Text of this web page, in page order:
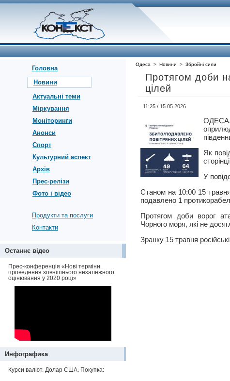
Головна
Новини
Актуальні теми
Міркування
Моніторинги
Анонси
Спорт
Культурний аспект
Архів
Прес-релізи
Фото і відео
Продукти та послуги
Контакти
Останнє відео
Прес-конференція «Нові терміни
проведення зовнішнього незалежного
оцінювання у 2020 році»
Инфографика
Курси валют. Долар США. Покупка:
Одеса > Новини > Збройні сили
Протягом доби
цілей
11:25 / 15.05.2026
ОДЕСА,
Як
У
Станом на 10:00 15
подавлено 1
Протягом доби ворог
Чорного моря, які не
Зранку 15 травня